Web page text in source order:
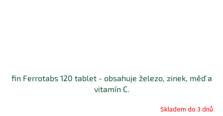
fin Ferrotabs 120 tablet - obsahuje železo, zinek, měď a
vitamín C.
Skladem do 3 dnů